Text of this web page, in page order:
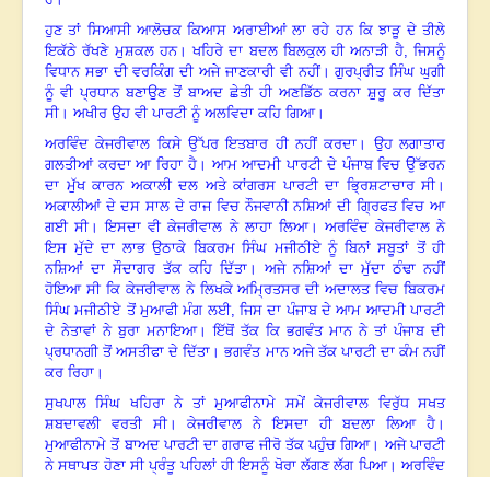
ਹੁਣ ਤਾਂ ਸਿਆਸੀ ਆਲੋਚਕ ਕਿਆਸ ਅਰਾਈਆਂ ਲਾ ਰਹੇ ਹਨ ਕਿ ਝਾੜੂ ਦੇ ਤੀਲੇ
ਇਕੱਠੇ ਰੱਖਣੇ ਮੁਸ਼ਕਲ ਹਨ।ਖਹਿਰੇ ਦਾ ਬਦਲ ਬਿਲਕੁਲ ਹੀ ਅਨਾੜੀ ਹੈ,ਜਿਸਨੂੰ
ਵਿਧਾਨ ਸਭਾ ਦੀ ਵਰਕਿੰਗ ਦੀ ਅਜੇ ਜਾਣਕਾਰੀ ਵੀ ਨਹੀਂ।ਗੁਰਪ੍ਰੀਤ ਸਿੰਘ ਘੁਗੀ
ਨੂੰ ਵੀ ਪ੍ਰਧਾਨ ਬਣਾਉਣ ਤੋਂ ਬਾਅਦ ਛੇਤੀ ਹੀ ਅਣਡਿੱਠ ਕਰਨਾ ਸ਼ੁਰੂ ਕਰ ਦਿੱਤਾ
ਸੀ। ਅਖੀਰ ਉਹ ਵੀ ਪਾਰਟੀ ਨੂੰ ਅਲਵਿਦਾ ਕਹਿ ਗਿਆ।
ਅਰਵਿੰਦ ਕੇਜਰੀਵਾਲ ਕਿਸੇ ਉੱਪਰ ਇਤਬਾਰ ਹੀ ਨਹੀਂ ਕਰਦਾ । ਉਹ ਲਗਾਤਾਰ
ਗਲਤੀਆਂ ਕਰਦਾ ਆ ਰਿਹਾ ਹੈ। ਆਮ ਆਦਮੀ ਪਾਰਟੀ ਦੇ ਪੰਜਾਬ ਵਿਚ ਉੱਭਰਨ
ਦਾ ਮੁੱਖ ਕਾਰਨ ਅਕਾਲੀ ਦਲ ਅਤੇ ਕਾਂਗਰਸ ਪਾਰਟੀ ਦਾ ਭ੍ਰਿਸ਼ਟਾਚਾਰ ਸੀ।
ਅਕਾਲੀਆਂ ਦੇ ਦਸ ਸਾਲ ਦੇ ਰਾਜ ਵਿਚ ਨੌਜਵਾਨੀ ਨਸ਼ਿਆਂ ਦੀ ਗ੍ਰਿਫਤ ਵਿਚ ਆ
ਗਈ ਸੀ।ਇਸਦਾ ਵੀ ਕੇਜਰੀਵਾਲ ਨੇ ਲਾਹਾ ਲਿਆ। ਅਰਵਿੰਦ ਕੇਜਰੀਵਾਲ ਨੇ
ਇਸ ਮੁੱਦੇ ਦਾ ਲਾਭ ਉਠਾਕੇ ਬਿਕਰਮ ਸਿੰਘ ਮਜੀਠੀਏ ਨੂੰ ਬਿਨਾਂ ਸਬੂਤਾਂ ਤੋਂ ਹੀ
ਨਸ਼ਿਆਂ ਦਾ ਸੌਦਾਗਰ ਤੱਕ ਕਹਿ ਦਿੱਤਾ । ਅਜੇ ਨਸ਼ਿਆਂ ਦਾ ਮੁੱਦਾ ਠੰਢਾ ਨਹੀਂ
ਹੋਇਆ ਸੀ ਕਿ ਕੇਜਰੀਵਾਲ ਨੇ ਲਿਖਕੇ ਅਮ੍ਰਿਤਸਰ ਦੀ ਅਦਾਲਤ ਵਿਚ ਬਿਕਰਮ
ਸਿੰਘ ਮਜੀਠੀਏ ਤੋਂ ਮੁਆਫੀ ਮੰਗ ਲਈ,ਜਿਸ ਦਾ ਪੰਜਾਬ ਦੇ ਆਮ ਆਦਮੀ ਪਾਰਟੀ
ਦੇ ਨੇਤਾਵਾਂ ਨੇ ਬੁਰਾ ਮਨਾਇਆ।ਇੱਥੋਂ ਤੱਕ ਕਿ ਭਗਵੰਤ ਮਾਨ ਨੇ ਤਾਂ ਪੰਜਾਬ ਦੀ
ਪ੍ਰਧਾਨਗੀ ਤੋਂ ਅਸਤੀਫਾ ਦੇ ਦਿੱਤਾ ।ਭਗਵੰਤ ਮਾਨ ਅਜੇ ਤੱਕ ਪਾਰਟੀ ਦਾ ਕੰਮ ਨਹੀਂ
ਕਰ ਰਿਹਾ ।
ਸੁਖਪਾਲ ਸਿੰਘ ਖਹਿਰਾ ਨੇ ਤਾਂ ਮੁਆਫੀਨਾਮੇ ਸਮੇਂ ਕੇਜਰੀਵਾਲ ਵਿਰੁੱਧ ਸਖਤ
ਸ਼ਬਦਾਵਲੀ ਵਰਤੀ ਸੀ।ਕੇਜਰੀਵਾਲ ਨੇ ਇਸਦਾ ਹੀ ਬਦਲਾ ਲਿਆ ਹੈ ।
ਮੁਆਫੀਨਾਮੇ ਤੋਂ ਬਾਅਦ ਪਾਰਟੀ ਦਾ ਗਰਾਫ ਜੀਰੋ ਤੱਕ ਪਹੁੰਚ ਗਿਆ। ਅਜੇ ਪਾਰਟੀ
ਨੇ ਸਥਾਪਤ ਹੋਣਾ ਸੀ ਪ੍ਰੰਤੂ ਪਹਿਲਾਂ ਹੀ ਇਸਨੂੰ ਖੋਰਾ ਲੱਗਣ ਲੱਗ ਪਿਆ।ਅਰਵਿੰਦ